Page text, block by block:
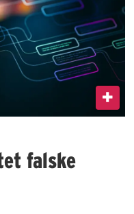
falske